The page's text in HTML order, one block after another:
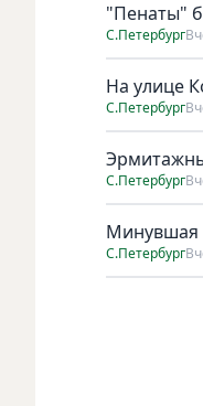
"Пенаты"
С.Петербург
На улице
С.Петербург
С.Петербург
Минувшая
С.Петербург